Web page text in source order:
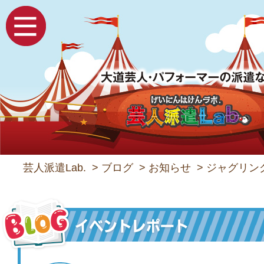
芸人派遣Lab. > ブログ > お知らせ > ジャグリ